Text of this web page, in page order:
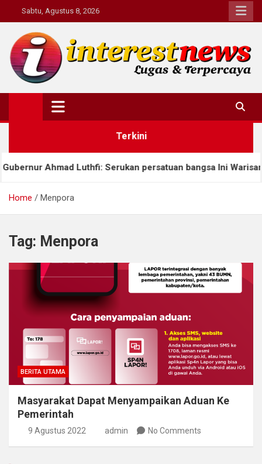
to
content
Sabtu, Agustus 8, 2026
Interestnews.or.id
Terkini
Ahmad Luthfi: Serukan persatuan bangsa Ini Warisan
Home Menpora
Tag: Menpora
BERITA UTAMA
Masyarakat Dapat Menyampaikan Aduan Ke
Pemerintah
9 Agustus 2022 admin No Comments